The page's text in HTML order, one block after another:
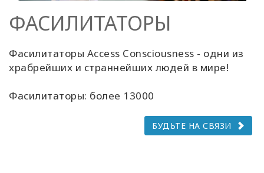
ФАСИЛИТАТОРЫ
Фасилитаторы Access Consciousness - одни из
храбрейших и страннейших людей в мире!
Фасилитаторы: более 13000
БУДЬТЕ НА СВЯЗИ